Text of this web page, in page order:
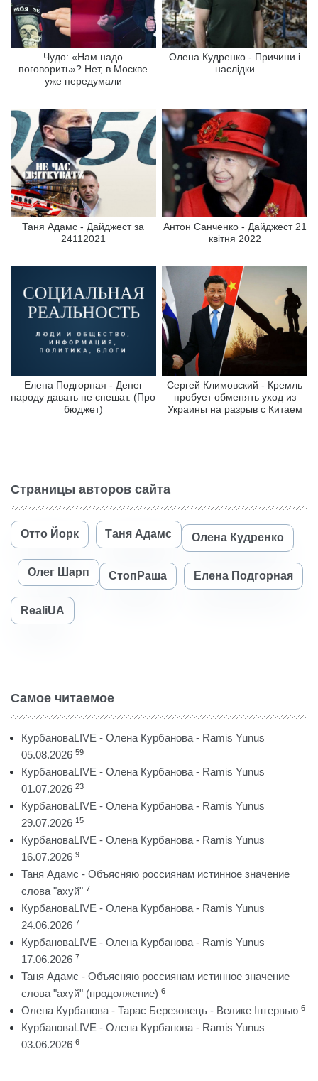
Чудо: «Нам надо
поговорить»? Нет, в Москве
уже передумали
Олена Кудренко - Причини і
наслідки
Таня Адамс - Дайджест за
24112021
Антон Санченко - Дайджест 21
квітня 2022
Елена Подгорная - Денег
народу давать не спешат. (Про
бюджет)
Сергей Климовский - Кремль
пробует обменять уход из
Украины на разрыв с Китаем
Страницы авторов сайта
Отто Йорк Таня Адамс Олена Кудренко
Олег Шарп СтопРаша Елена Подгорная
RealiUA
Самое читаемое
КурбановаLIVE - Олена Курбанова - Ramis Yunus
05.08.2026 59
КурбановаLIVE - Олена Курбанова - Ramis Yunus
01.07.2026 23
КурбановаLIVE - Олена Курбанова - Ramis Yunus
29.07.2026 15
КурбановаLIVE - Олена Курбанова - Ramis Yunus
16.07.2026 9
Таня Адамс - Объясняю россиянам истинное значение
слова "ахуй" 7
КурбановаLIVE - Олена Курбанова - Ramis Yunus
24.06.2026 7
КурбановаLIVE - Олена Курбанова - Ramis Yunus
17.06.2026 7
Таня Адамс - Объясняю россиянам истинное значение
слова "ахуй" (продолжение) 6
Олена Курбанова - Тарас Березовець - Велике Інтервью 6
КурбановаLIVE - Олена Курбанова - Ramis Yunus
03.06.2026 6